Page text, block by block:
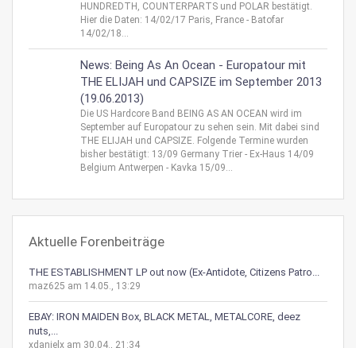
HUNDREDTH, COUNTERPARTS und POLAR bestätigt.
Hier die Daten: 14/02/17 Paris, France - Batofar
14/02/18...
News: Being As An Ocean - Europatour mit
THE ELIJAH und CAPSIZE im September 2013
(19.06.2013)
Die US Hardcore Band BEING AS AN OCEAN wird im
September auf Europatour zu sehen sein. Mit dabei sind
THE ELIJAH und CAPSIZE. Folgende Termine wurden
bisher bestätigt: 13/09 Germany Trier - Ex-Haus 14/09
Belgium Antwerpen - Kavka 15/09...
Aktuelle Forenbeiträge
THE ESTABLISHMENT LP out now (Ex-Antidote, Citizens Patro...
maz625 am 14.05., 13:29
EBAY: IRON MAIDEN Box, BLACK METAL, METALCORE, deez
nuts,...
xdanielx am 30.04., 21:34